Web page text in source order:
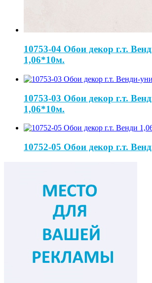
10753-04 Обои декор г.т.
1,06*10м.
10753-03 Обои декор г.т.
1,06*10м.
10752-05 Обои декор г.т.